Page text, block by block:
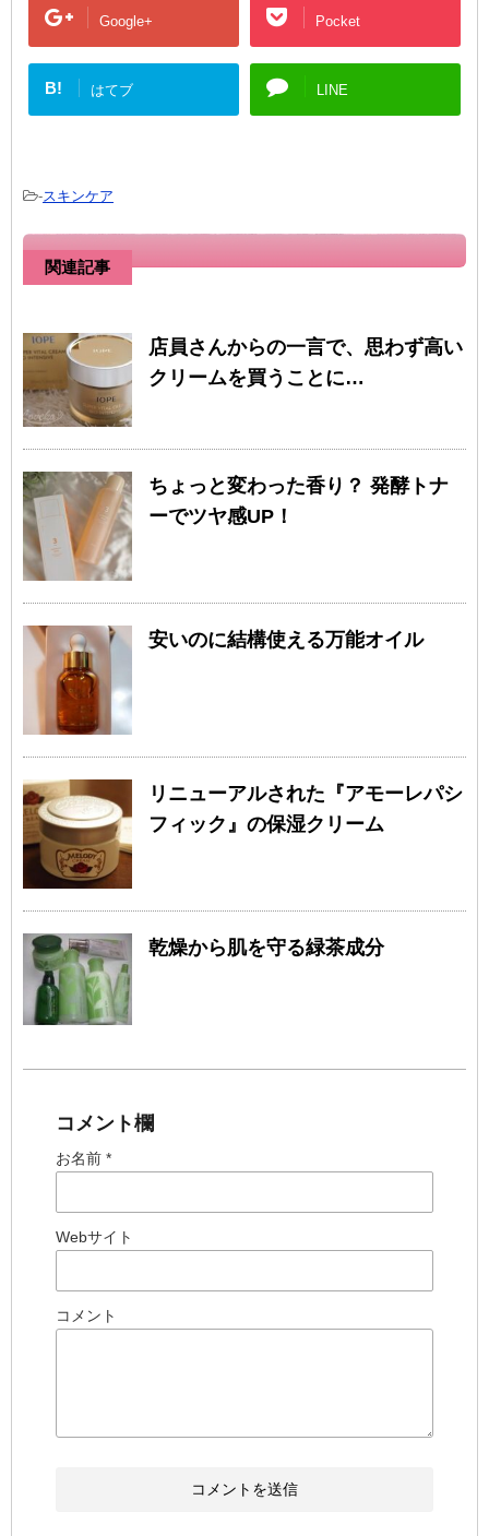
Google+ Pocket
B! はてブ LINE
-スキンケア
関連記事
店員さんからの一言で、思わず高い
クリームを買うことに…
ちょっと変わった香り？ 発酵トナ
ーでツヤ感UP！
安いのに結構使える万能オイル
リニューアルされた『アモーレパシ
フィック』の保湿クリーム
乾燥から肌を守る緑茶成分
コメント欄
お名前 *
Webサイト
コメント